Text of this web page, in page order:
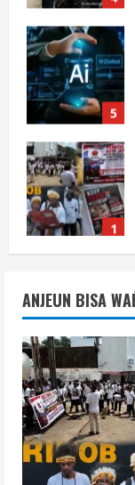
5
1
2
3
ANJEUN BISA